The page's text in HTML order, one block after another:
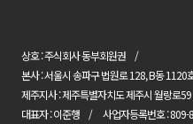
상호 : 주식회사 동부회원권
본사 : 서울시 송파구 법원로 128, B동 1120
제주지사 : 제주특별자치도 제주시 월랑로
대표자 : 이준행
사업자등록번호 :